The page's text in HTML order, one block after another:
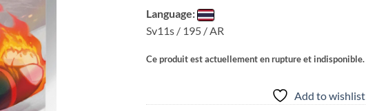
Language:
Sv11s / 195 / AR
Ce produit est actuellement en rupture et indisponible.
Add to wishlist